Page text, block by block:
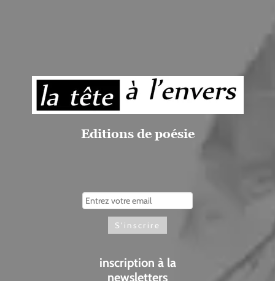
Editions de poésie
inscription à la
newsletters